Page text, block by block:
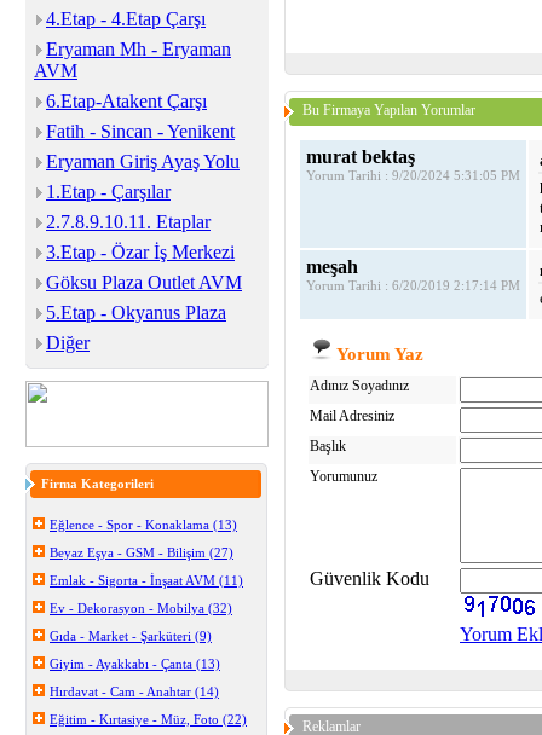
4.Etap - 4.Etap Çarşı
Eryaman Mh - Eryaman
AVM
6.Etap-Atakent Çarşı
Fatih - Sincan - Yenikent
Eryaman Giriş Ayaş Yolu
1.Etap - Çarşılar
2.7.8.9.10.11. Etaplar
3.Etap - Özar İş Merkezi
Göksu Plaza Outlet AVM
5.Etap - Okyanus Plaza
Diğer
Firma Kategorileri
Eğlence - Spor - Konaklama (13)
Beyaz Eşya - GSM - Bilişim (27)
Emlak - Sigorta - İnşaat AVM (11)
Ev - Dekorasyon - Mobilya (32)
Gıda - Market - Şarküteri (9)
Giyim - Ayakkabı - Çanta (13)
Hırdavat - Cam - Anahtar (14)
Eğitim - Kırtasiye - Müz, Foto (22)
Bu Firmaya Yapılan Yorumlar
murat bektaş
Yorum Tarihi : 9/20/2024 5:31:05 PM
meşah
Yorum Tarihi : 6/20/2019 2:17:14 PM
Yorum Yaz
Adınız Soyadınız
Mail Adresiniz
Başlık
Yorumunuz
Güvenlik Kodu
Yorum
Reklamlar